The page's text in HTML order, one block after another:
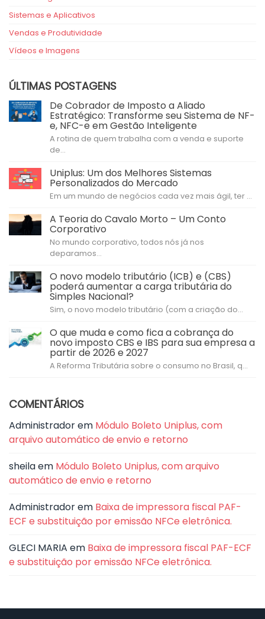
Sistemas e Aplicativos
Vendas e Produtividade
Vídeos e Imagens
ÚLTIMAS POSTAGENS
De Cobrador de Imposto a Aliado
Estratégico: Transforme seu Sistema de NF-
e, NFC-e em Gestão Inteligente
A rotina de quem trabalha com a venda e suporte
de...
Uniplus: Um dos Melhores Sistemas
Personalizados do Mercado
Em um mundo de negócios cada vez mais ágil, ter ...
A Teoria do Cavalo Morto – Um Conto
Corporativo
No mundo corporativo, todos nós já nos
deparamos...
O novo modelo tributário (ICB) e (CBS)
poderá aumentar a carga tributária do
Simples Nacional?
Sim, o novo modelo tributário (com a criação do...
O que muda e como fica a cobrança do
novo imposto CBS e IBS para sua empresa a
partir de 2026 e 2027
A Reforma Tributária sobre o consumo no Brasil, q...
COMENTÁRIOS
Administradorem Módulo Boleto Uniplus, com
arquivo automático de envio e retorno
sheilaem Módulo Boleto Uniplus, com arquivo
automático de envio e retorno
Administradorem Baixa de impressora fiscal PAF-
ECF e substituição por emissão NFCe eletrônica.
GLECI MARIA em Baixa de impressora fiscal PAF-ECF
e substituição por emissão NFCe eletrônica.